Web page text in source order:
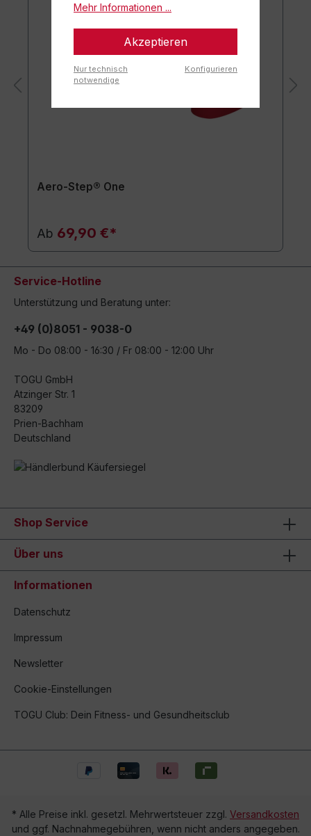
Aero-Step® One
Ab 69,90 €*
Service-Hotline
Unterstützung und Beratung unter:
+49 (0)8051 - 9038-0
Mo - Do 08:00 - 16:30 / Fr 08:00 - 12:00 Uhr
TOGU GmbH
Atzinger Str. 1
83209
Prien-Bachham
Deutschland
Shop Service
Über uns
Informationen
Datenschutz
Impressum
Newsletter
Cookie-Einstellungen
TOGU Club: Dein Fitness- und Gesundheitsclub
* Alle Preise inkl. gesetzl. Mehrwertsteuer zzgl. Versandkosten
und ggf. Nachnahmegebühren, wenn nicht anders angegeben.
Mehr Informationen ...
Akzeptieren
Nur technisch
notwendige
Konfigurieren